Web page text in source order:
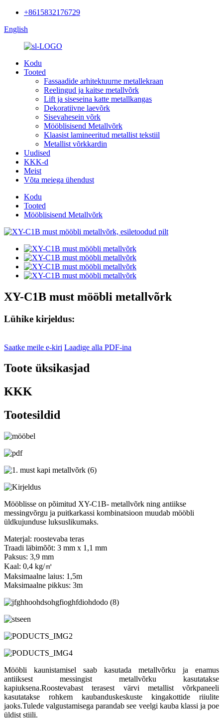
+8615832176729
English
Kodu
Tooted
Fassaadide arhitektuurne metallekraan
Reelingud ja kaitse metallvõrk
Lift ja siseseina katte metallkangas
Dekoratiivne laevõrk
Sisevahesein võrk
Mööblisisend Metallvõrk
Klaasist lamineeritud metallist tekstiil
Metallist võrkkardin
Uudised
KKK-d
Meist
Võta meiega ühendust
Kodu
Tooted
Mööblisisend Metallvõrk
XY-C1B must mööbli metallvõrk
Lühike kirjeldus:
Saatke meile e-kiri Laadige alla PDF-ina
Toote üksikasjad
KKK
Tootesildid
Mööblisse on põimitud XY-C1B- metallvõrk ning antiikse
messingvõrgu ja puitkarkassi kombinatsioon muudab mööbli
üldkujunduse luksuslikumaks.
Materjal: roostevaba teras
Traadi läbimõõt: 3 mm x 1,1 mm
Paksus: 3,9 mm
Kaal: 0,4 kg/㎡
Maksimaalne laius: 1,5m
Maksimaalne pikkus: 3m
Mööbli kaunistamisel saab kasutada metallvõrku ja enamus
antiiksest messingist metallvõrku kasutatakse
kapiuksena.Roostevabast terasest värvi metallist võrkpaneeli
kasutatakse rohkem kaubanduskeskuste kingakottide riiulite
jaoks.Tulede valgustamisega parandab see veelgi kauba klassi ja poe
üldist stiili.